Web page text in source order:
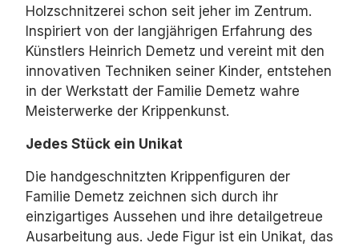
Holzschnitzerei schon seit jeher im Zentrum.
Inspiriert von der langjährigen Erfahrung des
Künstlers Heinrich Demetz und vereint mit den
innovativen Techniken seiner Kinder, entstehen
in der Werkstatt der Familie Demetz wahre
Meisterwerke der Krippenkunst.
Jedes Stück ein Unikat
Die handgeschnitzten Krippenfiguren der
Familie Demetz zeichnen sich durch ihr
einzigartiges Aussehen und ihre detailgetreue
Ausarbeitung aus. Jede Figur ist ein Unikat, das